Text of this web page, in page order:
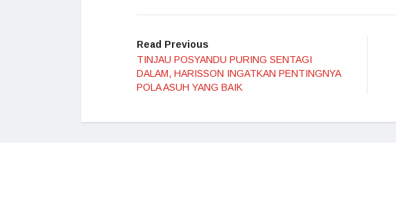
Read Previous
TINJAU POSYANDU PURING SENTAGI
DALAM, HARISSON INGATKAN PENTINGNYA
POLA ASUH YANG BAIK